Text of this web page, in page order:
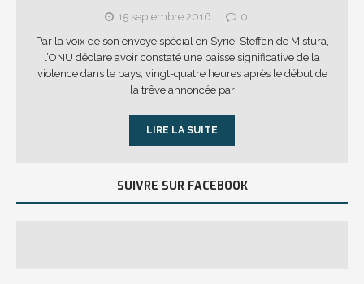
15 septembre 2016
0
Par la voix de son envoyé spécial en Syrie, Steffan de Mistura,
l’ONU déclare avoir constaté une baisse significative de la
violence dans le pays, vingt-quatre heures après le début de
la trêve annoncée par
LIRE LA SUITE
SUIVRE SUR FACEBOOK